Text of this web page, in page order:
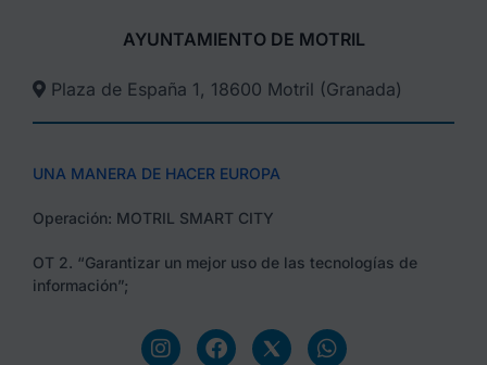
AYUNTAMIENTO DE MOTRIL
Plaza de España 1, 18600 Motril (Granada)​
UNA MANERA DE HACER EUROPA
Operación: MOTRIL SMART CITY
OT 2. “Garantizar un mejor uso de las tecnologías de
información”;